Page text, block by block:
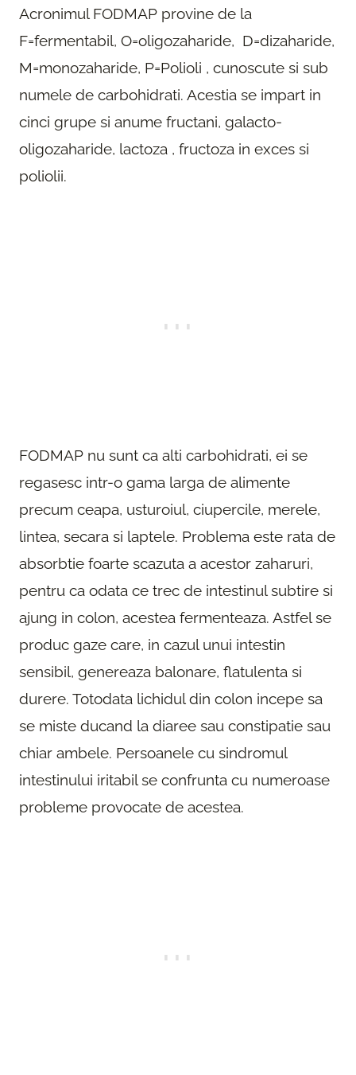
Acronimul FODMAP provine de la
F=fermentabil, O=oligozaharide, D=dizaharide,
M=monozaharide, P=Polioli , cunoscute si sub
numele de carbohidrati. Acestia se impart in
cinci grupe si anume fructani, galacto-
oligozaharide, lactoza , fructoza in exces si
poliolii.
FODMAP nu sunt ca alti carbohidrati, ei se
regasesc intr-o gama larga de alimente
precum ceapa, usturoiul, ciupercile, merele,
lintea, secara si laptele. Problema este rata de
absorbtie foarte scazuta a acestor zaharuri,
pentru ca odata ce trec de intestinul subtire si
ajung in colon, acestea fermenteaza. Astfel se
produc gaze care, in cazul unui intestin
sensibil, genereaza balonare, flatulenta si
durere. Totodata lichidul din colon incepe sa
se miste ducand la diaree sau constipatie sau
chiar ambele. Persoanele cu sindromul
intestinului iritabil se confrunta cu numeroase
probleme provocate de acestea.